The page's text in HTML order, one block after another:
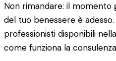
Non rimandare: il
del tuo benessere è
professionisti disponibili
come funziona la